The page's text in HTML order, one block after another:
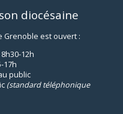
diocésaine
Grenoble est ouvert :
12h
17h
public
(standard téléphonique